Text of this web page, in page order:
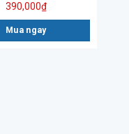
390,000₫
Mua ngay